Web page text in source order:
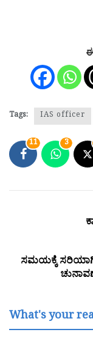
Tags: IAS officer
11 3
ಸಮಯಕ್ಕೆ ಸರಿಯಾಗಿ
What's your